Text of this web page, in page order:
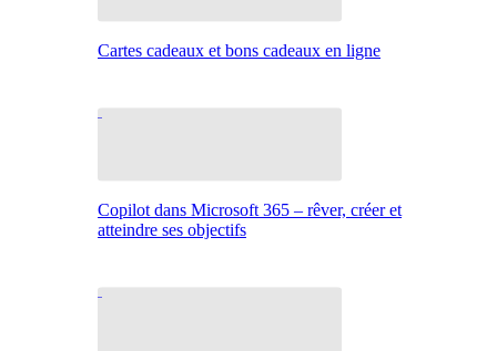
Cartes cadeaux et bons cadeaux en ligne
Copilot dans Microsoft 365 – rêver, créer et
atteindre ses objectifs